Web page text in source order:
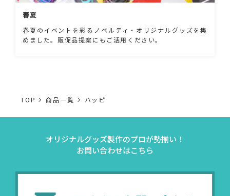
春夏
春夏のイベントを彩るノベルティ・オリジナルグッズを集
めました。販促品提案にもご活用ください。
TOP 商品一覧 ハッピ
オリジナルグッズ製作のプロが勢揃い！
お問い合わせはこちら